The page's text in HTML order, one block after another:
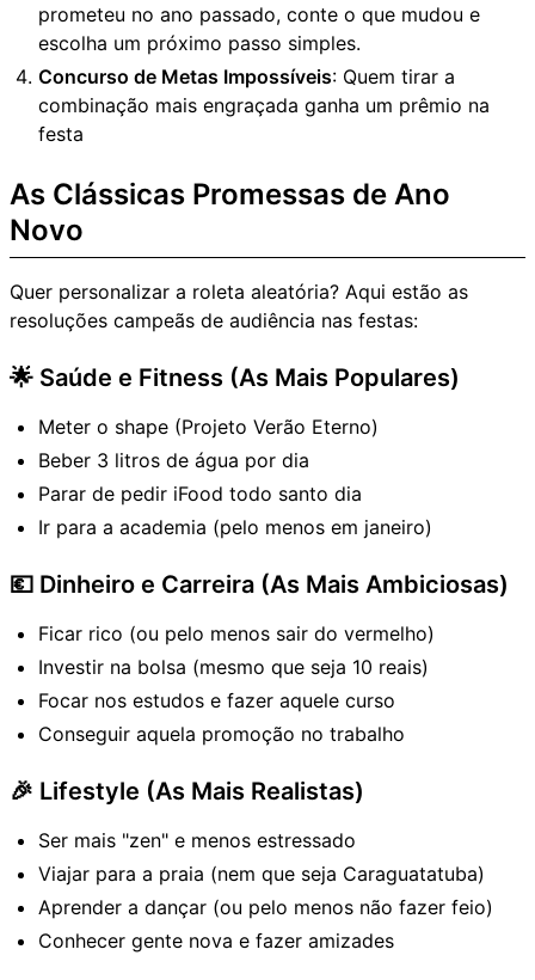
prometeu no ano passado, conte o que mudou e
escolha um próximo passo simples.
Concurso de Metas Impossíveis: Quem tirar a
combinação mais engraçada ganha um prêmio na
festa
As Clássicas Promessas de Ano
Novo
Quer personalizar a roleta aleatória? Aqui estão as
resoluções campeãs de audiência nas festas:
🌟 Saúde e Fitness (As Mais Populares)
Meter o shape (Projeto Verão Eterno)
Beber 3 litros de água por dia
Parar de pedir iFood todo santo dia
Ir para a academia (pelo menos em janeiro)
💶 Dinheiro e Carreira (As Mais Ambiciosas)
Ficar rico (ou pelo menos sair do vermelho)
Investir na bolsa (mesmo que seja 10 reais)
Focar nos estudos e fazer aquele curso
Conseguir aquela promoção no trabalho
🎉 Lifestyle (As Mais Realistas)
Ser mais "zen" e menos estressado
Viajar para a praia (nem que seja Caraguatatuba)
Aprender a dançar (ou pelo menos não fazer feio)
Conhecer gente nova e fazer amizades